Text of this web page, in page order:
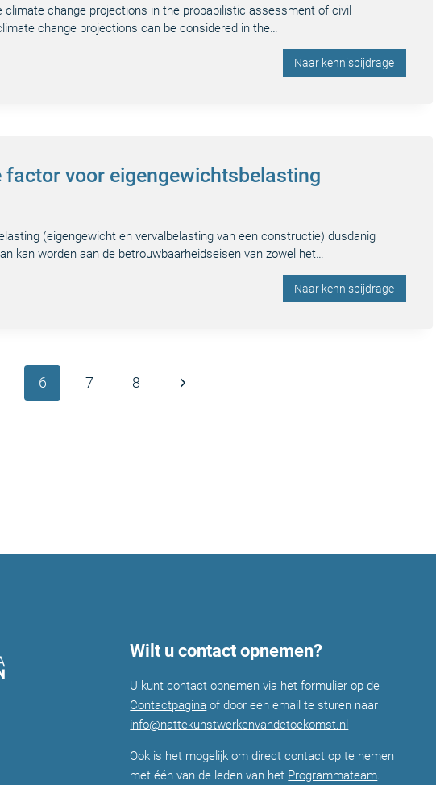
climate change projections in the probabilistic assessment of civil
change projections can be considered in the…
Naar kennisbijdrage
voor eigengewichtsbelasting
(eigengewicht en vervalbelasting van een constructie) dusdanig
kan worden aan de betrouwbaarheidseisen van zowel het…
Naar kennisbijdrage
6 7 8
Volgende
Wilt u contact opnemen?
U kunt contact opnemen via het formulier op de
Contactpagina of door een email te sturen naar
info@nattekunstwerkenvandetoekomst.nl
Ook is het mogelijk om direct contact op te nemen
met één van de leden van het Programmateam.